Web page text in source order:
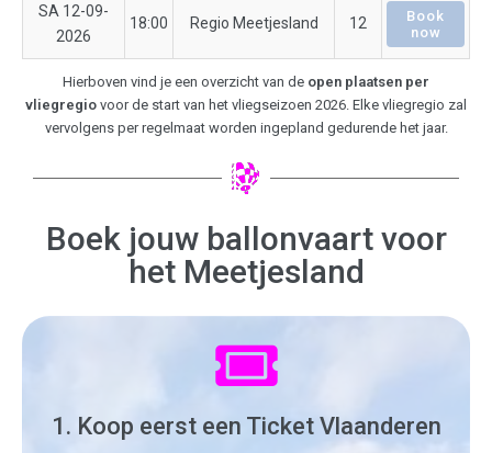
SA 12-09-
2026
18:00 Regio Meetjesland 12
Book
now
Hierboven vind je een overzicht van de open plaatsen per
vliegregio voor de start van het vliegseizoen 2026. Elke vliegregio zal
vervolgens per regelmaat worden ingepland gedurende het jaar.
Boek jouw ballonvaart voor
het Meetjesland
1. Koop eerst een Ticket Vlaanderen